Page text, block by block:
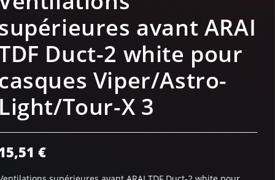
avant ARAI
Duct-2 white pour
Viper/Astro-
Tour-X 3
€